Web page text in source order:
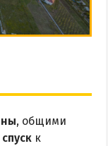
, общими
к